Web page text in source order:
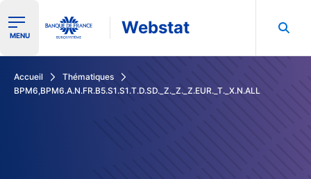
Ouvrir le menu de navigation
MENU Webstat
Accueil
Thématiques
BPM6,BPM6.A.N.FR.B5.S1.S1.T.D.SD._Z._Z._Z.EUR._T._X.N.ALL